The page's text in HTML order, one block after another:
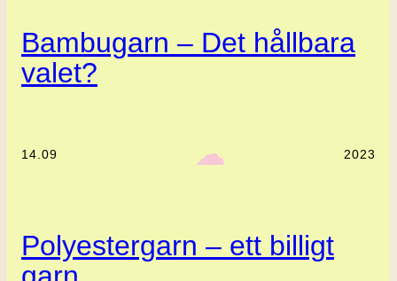
Bambugarn – Det hållbara
valet?
14.09 ‎ ‎‎ ☁︎‎‎ 2023
Polyestergarn – ett billigt